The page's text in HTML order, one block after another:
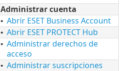
Administrar cuenta
• Abrir ESET Business Account
• Abrir ESET PROTECT Hub
• Administrar derechos de
acceso
• Administrar suscripciones